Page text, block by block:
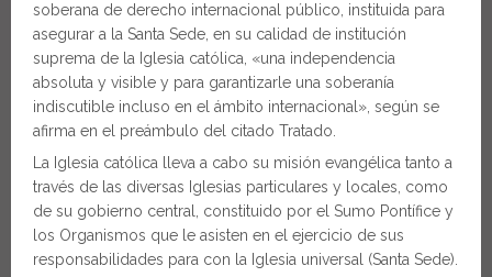
soberana de derecho internacional público, instituida para
asegurar a la Santa Sede, en su calidad de institución
suprema de la Iglesia católica, «una independencia
absoluta y visible y para garantizarle una soberanía
indiscutible incluso en el ámbito internacional», según se
afirma en el preámbulo del citado Tratado.
La Iglesia católica lleva a cabo su misión evangélica tanto a
través de las diversas Iglesias particulares y locales, como
de su gobierno central, constituido por el Sumo Pontífice y
los Organismos que le asisten en el ejercicio de sus
responsabilidades para con la Iglesia universal (Santa Sede).